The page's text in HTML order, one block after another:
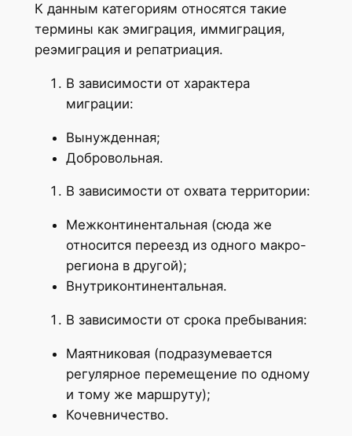
К данным категориям относятся такие
термины как эмиграция, иммиграция,
реэмиграция и репатриация.
В зависимости от характера
миграции:
Вынужденная;
Добровольная.
В зависимости от охвата территории:
Межконтинентальная (сюда же
относится переезд из одного макро-
региона в другой);
Внутриконтинентальная.
В зависимости от срока пребывания:
Маятниковая (подразумевается
регулярное перемещение по одному
и тому же маршруту);
Кочевничество.